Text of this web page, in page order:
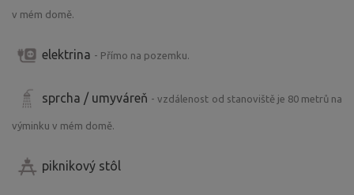
v mém domě.
elektrina - Přímo na pozemku.
sprcha / umyváreň - vzdálenost od stanoviště je 80 metrů na
výminku v mém domě.
piknikový stôl